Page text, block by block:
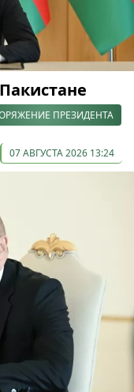
ПРЕЗИДЕНТА
07 АВГУСТА 2026 13:24